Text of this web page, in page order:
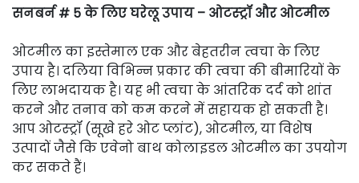
सनबर्न # 5 के लिए घरेलू उपाय – ओटस्ट्रॉ और ओटमील
ओटमील का इस्तेमाल एक और बेहतरीन त्वचा के लिए
उपाय है। दलिया विभिन्न प्रकार की त्वचा की बीमारियों के
लिए लाभदायक है। यह भी त्वचा के आंतरिक दर्द को शांत
करने और तनाव को कम करने में सहायक हो सकती है।
आप ओटस्ट्रॉ (सूखे हरे ओट प्लांट), ओटमील, या विशेष
उत्पादों जैसे कि एवेनो बाथ कोलाइडल ओटमील का उपयोग
कर सकते हैं।